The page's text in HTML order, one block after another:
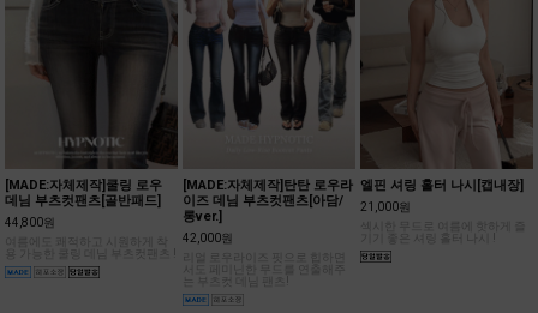
[MADE:자체제작]쿨링 로우
데님 부츠컷팬츠[골반패드]
44,800원
여름에도 쾌적하고 시원하게 착
용 가능한 쿨링 데님 부츠컷팬츠 !
[MADE:자체제작]탄탄 로우라
이즈 데님 부츠컷팬츠[아담/
롱ver.]
42,000원
는 부츠컷 데님 팬츠!
엘핀 셔링 홀터 나시[캡내장]
21,000원
기기 좋은 셔링 홀터 나시 !